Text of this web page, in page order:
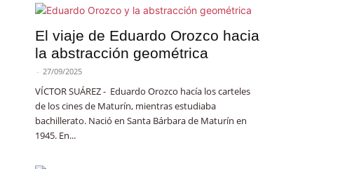
El viaje de Eduardo Orozco hacia
la abstracción geométrica
- 27/09/2025
VÍCTOR SUÁREZ - Eduardo Orozco hacía los carteles
de los cines de Maturín, mientras estudiaba
bachillerato. Nació en Santa Bárbara de Maturín en
1945. En...